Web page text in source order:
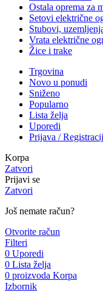
Ostala oprema za
Setovi električne
Stubovi,
Vrata električne
Žice i trake
Trgovina
Novo u ponudi
Sniženo
Popularno
Lista želja
Uporedi
Prijava /
Korpa
Zatvori
Prijavi se
Zatvori
Još nemate račun?
Otvorite račun
Filteri
0 Uporedi
0 Lista želja
0 proizvoda Korpa
Izbornik